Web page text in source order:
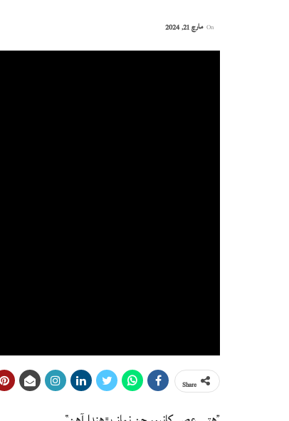
مارچ 21, 2024
”هتي عصر کانپوءِ جن نماز پڙهندا آهن“